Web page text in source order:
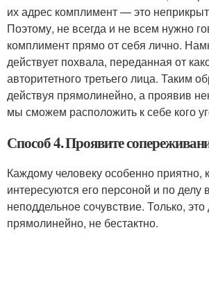
их адрес комплимент — это
Поэтому, не всегда и не всем нужно
комплимент прямо от себя лично.
действует похвала, переданная от
авторитетного третьего лица. Таким
действуя прямолинейно, а проявив
мы сможем расположить к себе кого
Способ 4. Проявите
Каждому человеку особенно приятно,
интересуются его персоной и по делу
неподдельное сочувствие. Только,
прямолинейно, не бестактно.